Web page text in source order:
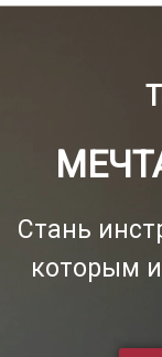
Стань
которым